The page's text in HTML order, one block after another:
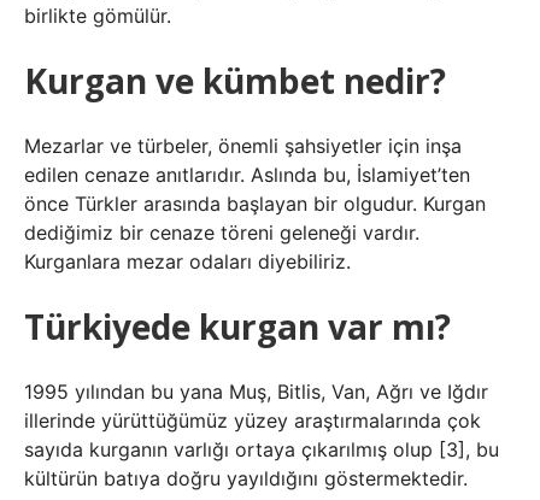
birlikte gömülür.
Kurgan ve kümbet nedir?
Mezarlar ve türbeler, önemli şahsiyetler için inşa
edilen cenaze anıtlarıdır. Aslında bu, İslamiyet’ten
önce Türkler arasında başlayan bir olgudur. Kurgan
dediğimiz bir cenaze töreni geleneği vardır.
Kurganlara mezar odaları diyebiliriz.
Türkiyede kurgan var mı?
1995 yılından bu yana Muş, Bitlis, Van, Ağrı ve Iğdır
illerinde yürüttüğümüz yüzey araştırmalarında çok
sayıda kurganın varlığı ortaya çıkarılmış olup [3], bu
kültürün batıya doğru yayıldığını göstermektedir.